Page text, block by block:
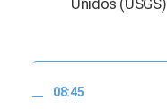
Unidos (USGS)
08:45